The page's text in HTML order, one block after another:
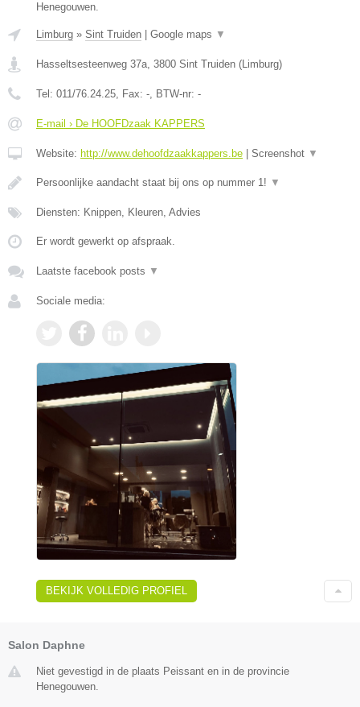
Henegouwen.
Limburg » Sint Truiden Google maps ▼
Hasseltsesteenweg 37a, 3800 Sint Truiden (Limburg)
Tel: 011/76.24.25, Fax: -, BTW-nr: -
E-mail › De HOOFDzaak KAPPERS
Website: http://www.dehoofdzaakkappers.be Screenshot ▼
Persoonlijke aandacht staat bij ons op nummer 1! ▼
Diensten: Knippen, Kleuren, Advies
Er wordt gewerkt op afspraak.
Laatste facebook posts ▼
Sociale media:
BEKIJK VOLLEDIG PROFIEL
Salon Daphne
Niet gevestigd in de plaats Peissant en in de provincie
Henegouwen.